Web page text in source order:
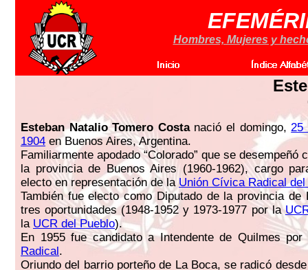
Hombres, Mujeres y
Esteban Natalio Tomero Costanació el domingo,25
1904 en Buenos Aires, Argentina.
Familiarmente apodado “Colorado” que se desempeñó
la provincia de Buenos Aires (1960-1962), cargo
electo en representación de laUnión Cívica Radical del
También fue electo como Diputado de la provincia de
tres oportunidades (1948-1952 y 1973-1977 por la
la UCR del Pueblo).
En 1955 fue candidato a Intendente de Quilmes
Radical.
Oriundo del barrio porteño de La Boca, se radicó